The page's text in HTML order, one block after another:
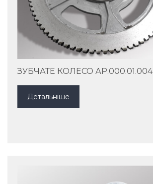
ЗУБЧАТЕ КОЛЕСО АР.000.01.004
Детальніше